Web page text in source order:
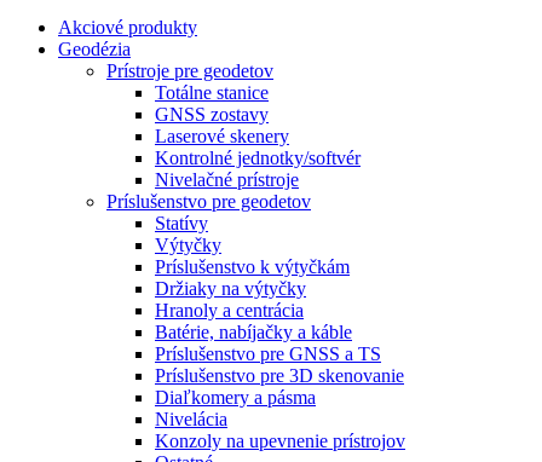
Akciové produkty
Geodézia
Prístroje pre geodetov
Totálne stanice
GNSS zostavy
Laserové skenery
Kontrolné jednotky/softvér
Nivelačné prístroje
Príslušenstvo pre geodetov
Statívy
Výtyčky
Príslušenstvo k výtyčkám
Držiaky na výtyčky
Hranoly a centrácia
Batérie, nabíjačky a káble
Príslušenstvo pre GNSS a TS
Príslušenstvo pre 3D skenovanie
Diaľkomery a pásma
Nivelácia
Konzoly na upevnenie prístrojov